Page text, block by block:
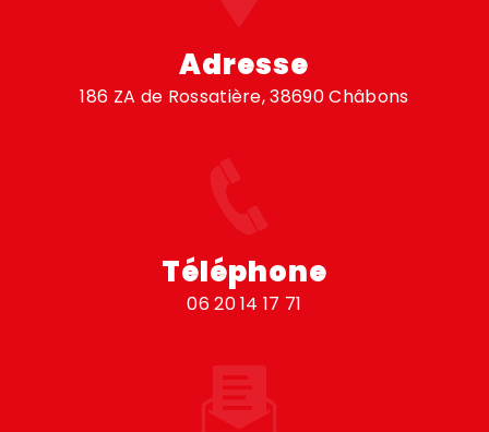
Adresse
186 ZA de Rossatière, 38690 Châbons
Téléphone
06 20 14 17 71